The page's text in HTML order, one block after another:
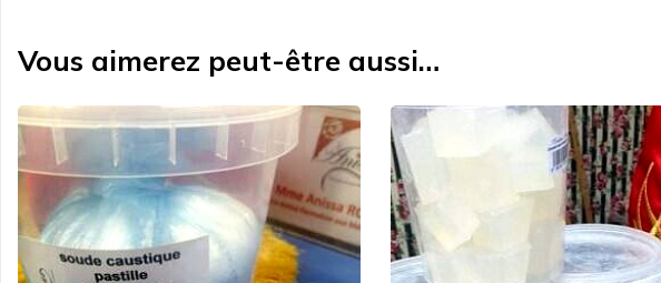
Vous aimerez peut-être aussi…